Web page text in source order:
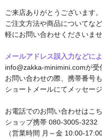
ご来店ありがとうございます。
ご注文方法や商品についてな
軽にお問い合わせくださいませ
メールアドレス誤入力などに
info@zakka-minimini.comが受
お問い合わせの際、携帯番号
ショートメールにてメッセー
お電話でのお問い合わせはこ
ショップ携帯 080-3005-3232
（営業時間 月～金 10:00-17:00